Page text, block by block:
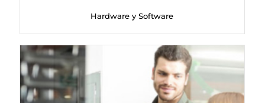
Hardware y Software